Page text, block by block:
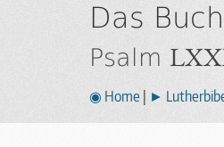
Das
Psalm
◉ Home ►